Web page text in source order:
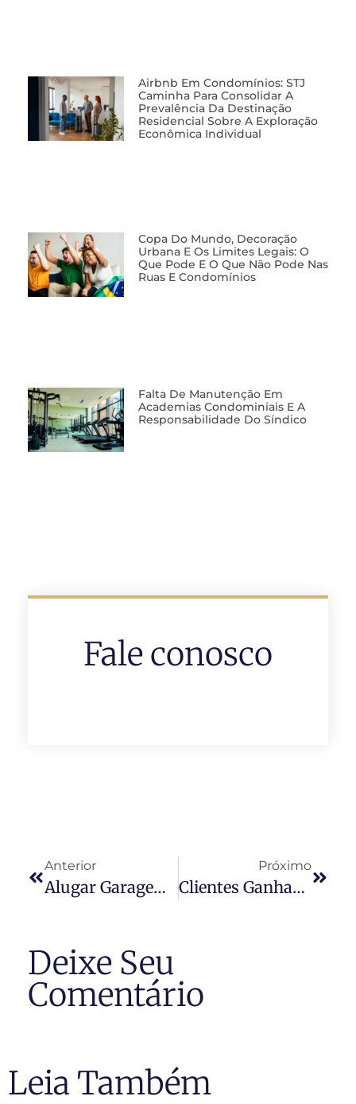
Airbnb Em Condomínios: STJ
Caminha Para Consolidar A
Prevalência Da Destinação
Residencial Sobre A Exploração
Econômica Individual
Copa Do Mundo, Decoração
Urbana E Os Limites Legais: O
Que Pode E O Que Não Pode Nas
Ruas E Condomínios
Falta De Manutenção Em
Academias Condominiais E A
Responsabilidade Do Síndico
Fale conosco
Anterior
Alugar Garagem Para Terceiro Só Com Aval Do Condomínio
Próximo
Clientes Ganham Na Justiça Pagamento De Aluguel Se Imóvel Atrasar
Deixe Seu
Comentário
Leia Também